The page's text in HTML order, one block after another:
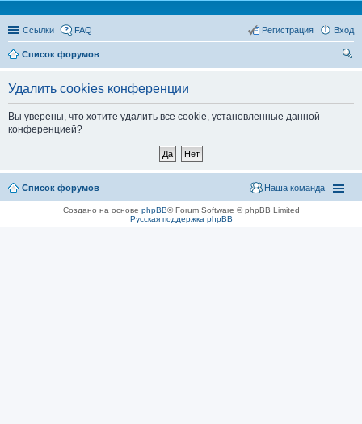
Ссылки FAQ Вход
Регистрация
Список форумов
Удалить cookies конференции
Вы уверены, что хотите удалить все cookie, установленные данной
конференцией?
Список форумов Наша команда
Создано на основе phpBB® Forum Software © phpBB Limited
Русская поддержка phpBB